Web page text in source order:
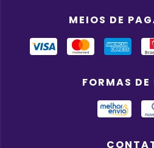
MEIOS DE
FORMAS DE